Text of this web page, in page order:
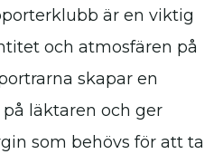
är en viktig
och atmosfären på
skapar en
läktaren och ger
som behövs för att ta